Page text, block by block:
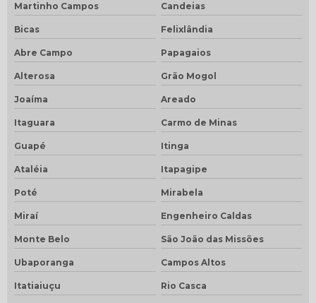
Martinho Campos Candeias
Bicas Felixlândia
Abre Campo Papagaios
Alterosa Grão Mogol
Joaíma Areado
Itaguara Carmo de Minas
Guapé Itinga
Ataléia Itapagipe
Poté Mirabela
Miraí Engenheiro Caldas
Monte Belo São João das Missões
Ubaporanga Campos Altos
Itatiaiuçu Rio Casca